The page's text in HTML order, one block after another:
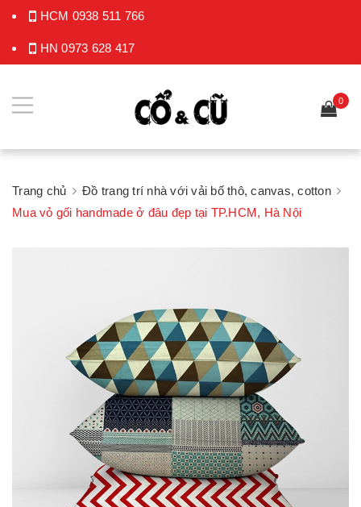
HCM 0938 511 766
HN0973 628 417
0
Trang chủ
Đồ trang trí nhà với vải bố thô, canvas, cotton
Mua vỏ gối handmade ở đâu đẹp tại TP.HCM, Hà Nội